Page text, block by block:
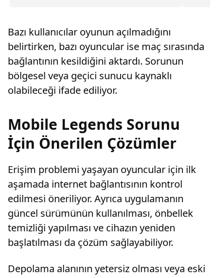
Bazı kullanıcılar oyunun açılmadığını
belirtirken, bazı oyuncular ise maç sırasında
bağlantının kesildiğini aktardı. Sorunun
bölgesel veya geçici sunucu kaynaklı
olabileceği ifade ediliyor.
Mobile Legends Sorunu
İçin Önerilen Çözümler
Erişim problemi yaşayan oyuncular için ilk
aşamada internet bağlantısının kontrol
edilmesi öneriliyor. Ayrıca uygulamanın
güncel sürümünün kullanılması, önbellek
temizliği yapılması ve cihazın yeniden
başlatılması da çözüm sağlayabiliyor.
Depolama alanının yetersiz olması veya eski